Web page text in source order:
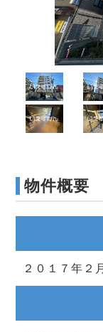
物件概要
２０１７年２月